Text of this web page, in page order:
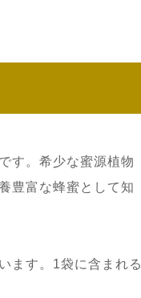
す。希少な蜜源植物
豊富な蜂蜜として知
ます。1袋に含まれる